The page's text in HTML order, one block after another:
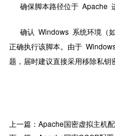
确保脚本路径位于 Apache 进
确认 Windows 系统环境（
正确执行该脚本。由于
题，届时建议直接采用移除私钥
上一篇：Apache国密虚拟主机